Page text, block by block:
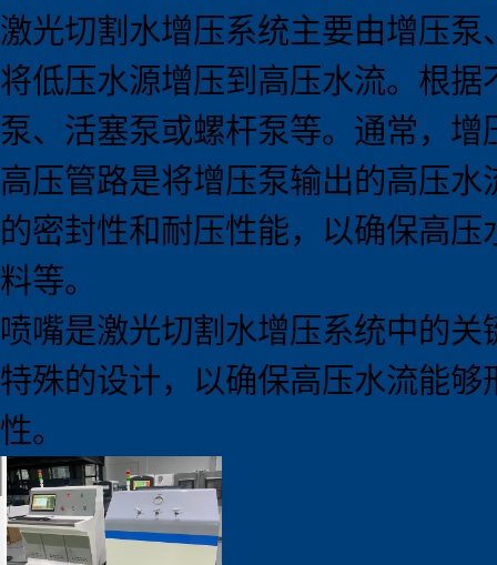
激光切割水增压系统主要由增压
将低压水源增压到高压水流。根
泵、活塞泵或螺杆泵等。通常，
高压管路是将增压泵输出的高压
的密封性和耐压性能，以确保高
料等。
喷嘴是激光切割水增压系统中的
特殊的设计，以确保高压水流能
性。